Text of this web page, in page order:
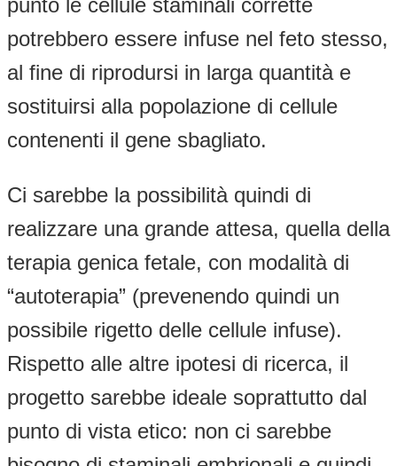
potrebbero essere infuse nel feto stesso,
al fine di riprodursi in larga quantità e
sostituirsi alla popolazione di cellule
contenenti il gene sbagliato.
Ci sarebbe la possibilità quindi di
realizzare una grande attesa, quella della
terapia genica fetale, con modalità di
“autoterapia” (prevenendo quindi un
possibile rigetto delle cellule infuse).
Rispetto alle altre ipotesi di ricerca, il
progetto sarebbe ideale soprattutto dal
punto di vista etico: non ci sarebbe